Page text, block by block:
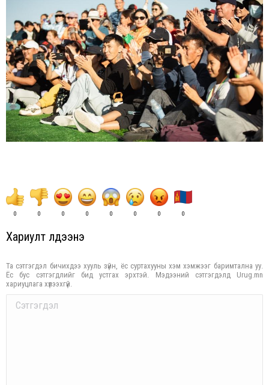
0 0 0 0 0 0 0 0
Хариулт үлдээнэ үү
Та сэтгэгдэл бичихдээ хууль зүйн, ёс суртахууны хэм хэмжээг баримтална уу.
Ёс бус сэтгэгдлийг бид устгах эрхтэй. Мэдээний сэтгэгдэлд Urug.mn
хариуцлага хүлээхгүй.
Comment